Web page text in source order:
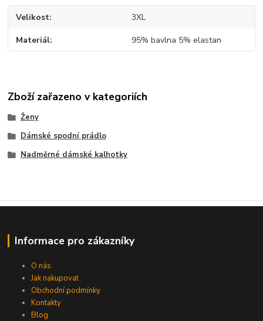
Velikost 3XL
Materiál 95% bavlna 5% elastan
Zboží zařazeno v kategoriích
Ženy
Dámské spodní prádlo
Nadměrné dámské kalhotky
Informace pro zákazníky
O nás
Jak nakupovat
Obchodní podmínky
Kontakty
Blog